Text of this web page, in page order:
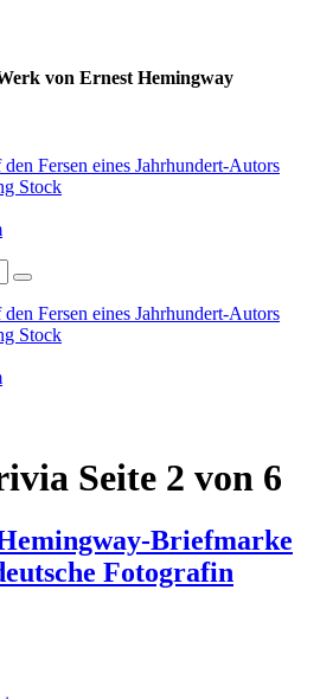
von Ernest Hemingway
Fersen eines Jahrhundert-Autors
Stock
Suchen
Fersen eines Jahrhundert-Autors
Stock
Seite 2 von 6
Briefmarke
Fotografin